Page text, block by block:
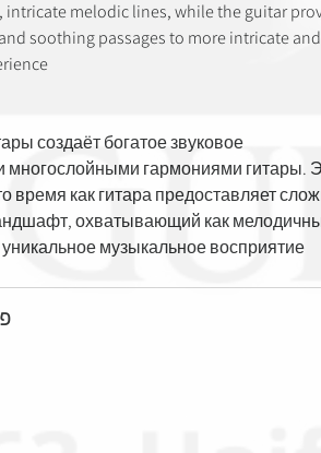
melodic lines, while the guitar
soothing passages to more intricate
создаёт богатое звуковое
многослойными гармониями гитары.
как гитара предоставляет
охватывающий как
музыкальное восприятие.